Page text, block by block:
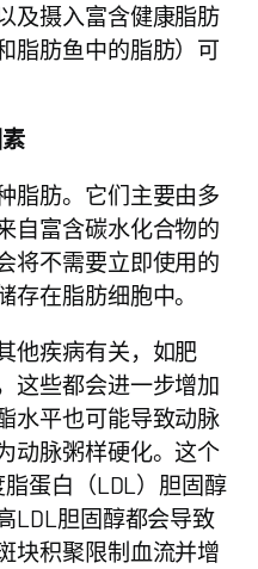
及摄入富含健康脂肪
脂肪鱼中的脂肪）可
脂肪。它们主要由多
自富含碳水化合物的
将不需要立即使用的
存在脂肪细胞中。
他疾病有关，如肥
这些都会进一步增加
水平也可能导致动脉
动脉粥样硬化。这个
脂蛋白（LDL）胆固醇
LDL胆固醇都会导致
块积聚限制血流并增